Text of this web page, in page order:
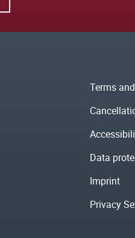
Terms
Data
Imprint
Privacy